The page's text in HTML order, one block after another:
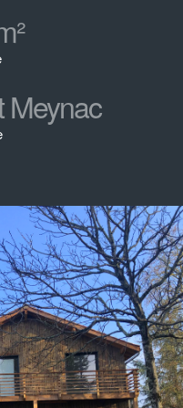
Meynac